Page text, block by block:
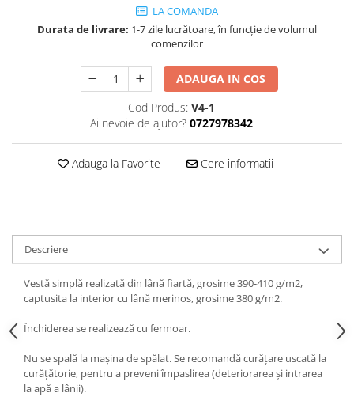
LA COMANDA
Durata de livrare: 1-7 zile lucrătoare, în funcție de volumul
comenzilor
ADAUGA IN COS
Cod Produs: V4-1
Ai nevoie de ajutor? 0727978342
Adauga la Favorite Cere informatii
Descriere
Vestă simplă realizată din lână fiartă, grosime 390-410 g/m2,
captusita la interior cu lână merinos, grosime 380 g/m2.
Închiderea se realizează cu fermoar.
Nu se spală la mașina de spălat. Se recomandă curățare uscată la
curățătorie, pentru a preveni împaslirea (deteriorarea și intrarea
la apă a lânii).